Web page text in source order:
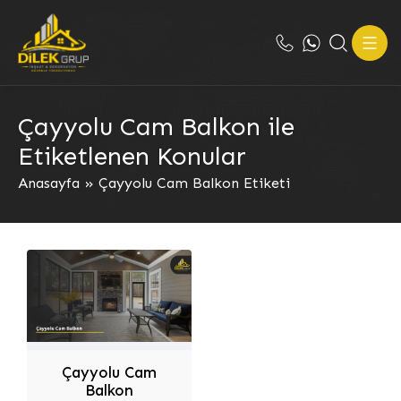
Çayyolu Cam Balkon ile
Etiketlenen Konular
Anasayfa » Çayyolu Cam Balkon Etiketi
Çayyolu Cam
Balkon